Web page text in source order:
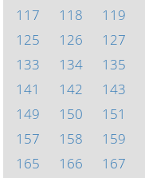
117
118 119
125
126 127
133
134 135
141
142 143
149
150 151
157
158 159
165
166 167